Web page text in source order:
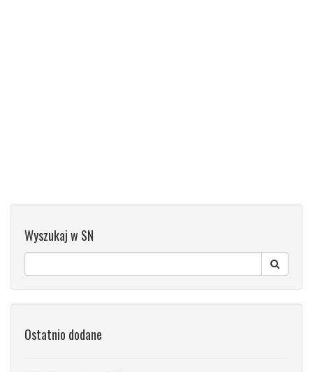
Wyszukaj w SN
Ostatnio dodane